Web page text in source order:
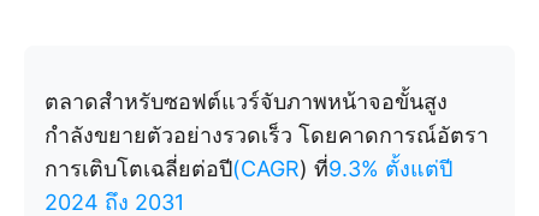
ตลาดสำหรับซอฟต์แวร์จับภาพหน้าจอขั้นสูง
กำลังขยายตัวอย่างรวดเร็ว โดยคาดการณ์อัตรา
การเติบโตเฉลี่ยต่อปี(CAGR) ที่9.3% ตั้งแต่ปี
2024 ถึง 2031